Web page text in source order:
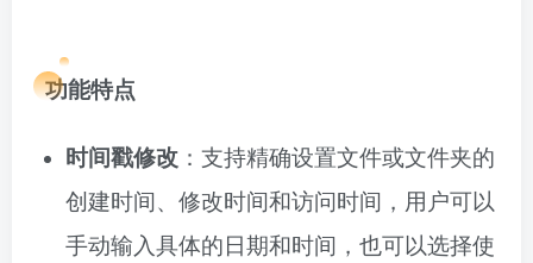
功能特点
时间戳修改 ：支持精确设置文件或文件夹的
创建时间、修改时间和访问时间，用户可以
手动输入具体的日期和时间，也可以选择使